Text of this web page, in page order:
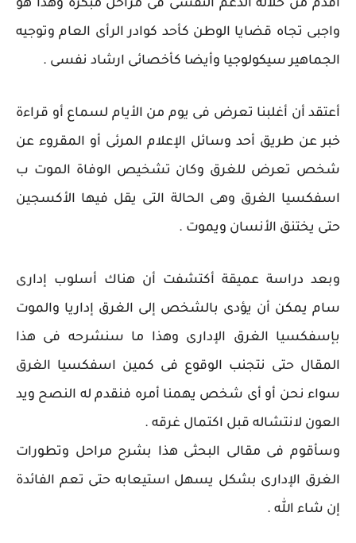
أقدم من خلاله الدعم النفسى فى مراحل مبكرة وهذا هو
واجبى تجاه قضايا الوطن كأحد كوادر الرأى العام وتوجيه
الجماهير سيكولوجيا وأيضا كأخصائى ارشاد نفسى .
أعتقد أن أغلبنا تعرض فى يوم من الأيام لسماع أو قراءة
خبر عن طريق أحد وسائل الإعلام المرئى أو المقروء عن
شخص تعرض للغرق وكان تشخيص الوفاة الموت ب
اسفكسيا الغرق وهى الحالة التى يقل فيها الأكسجين
حتى يختنق الأنسان ويموت .
وبعد دراسة عميقة أكتشفت أن هناك أسلوب إدارى
سام يمكن أن يؤدى بالشخص إلى الغرق إداريا والموت
بإسفكسيا الغرق الإدارى وهذا ما سنشرحه فى هذا
المقال حتى نتجنب الوقوع فى كمين اسفكسيا الغرق
سواء نحن أو أى شخص يهمنا أمره فنقدم له النصح ويد
العون لانتشاله قبل اكتمال غرقه .
وسأقوم فى مقالى البحثى هذا بشرح مراحل وتطورات
الغرق الإدارى بشكل يسهل استيعابه حتى تعم الفائدة
إن شاء الله .